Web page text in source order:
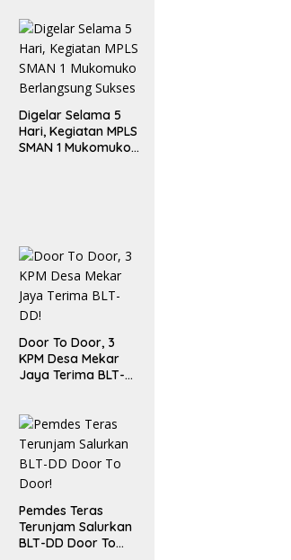
Digelar Selama 5
Hari, Kegiatan MPLS
SMAN 1 Mukomuko
Door To Door, 3
KPM Desa Mekar
Jaya Terima BLT-
Pemdes Teras
Terunjam Salurkan
BLT-DD Door To